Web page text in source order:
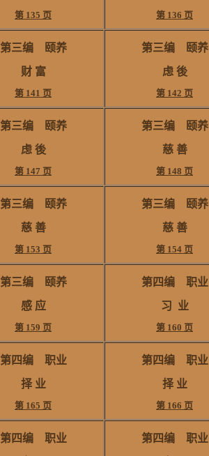
第 135 页 第 136 页
第三编 颐养
财 富
第 141 页
第三编 颐养
虑 後
第 142 页
第三编 颐养
虑 後
第 147 页
第三编 颐养
慈 善
第 148 页
第三编 颐养
慈 善
第 153 页
第三编 颐养
慈 善
第 154 页
第三编 颐养
感 应
第 159 页
第四编 职业
习 业
第 160 页
第四编 职业
择 业
第 165 页
第四编 职业
择 业
第 166 页
第四编 职业 第四编 职业